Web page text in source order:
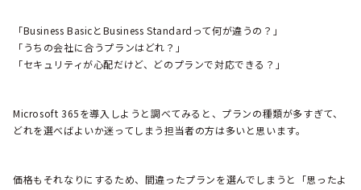
「Business BasicとBusiness Standardって何が違うの？」
「うちの会社に合うプランはどれ？」
「セキュリティが心配だけど、どのプランで対応できる？」
Microsoft 365を導入しようと調べてみると、プランの種類が多すぎて、
どれを選べばよいか迷ってしまう担当者の方は多いと思います。
価格もそれなりにするため、間違ったプランを選んでしまうと「思ったよ